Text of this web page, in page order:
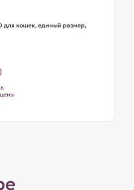
для кошек, единый размер,